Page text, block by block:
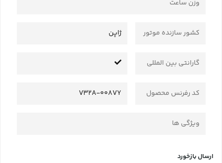
وزن ساعت
کشور سازنده موتور ژاپن
گارانتی بین المللی
کد رفرنس محصول V32A-008VY
ویژگی ها
ارسال بازخورد